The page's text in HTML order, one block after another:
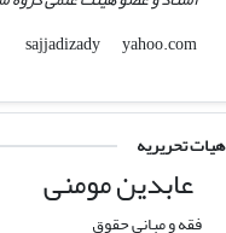
sajjadizady
yahoo.com
هیات تحریریه
عابدین مومنی
فقه و مبانی حقوق